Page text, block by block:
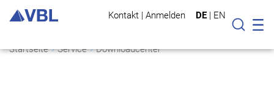
Kontakt | Anmelden DE | EN
Suche
Startseite Service Downloadcenter